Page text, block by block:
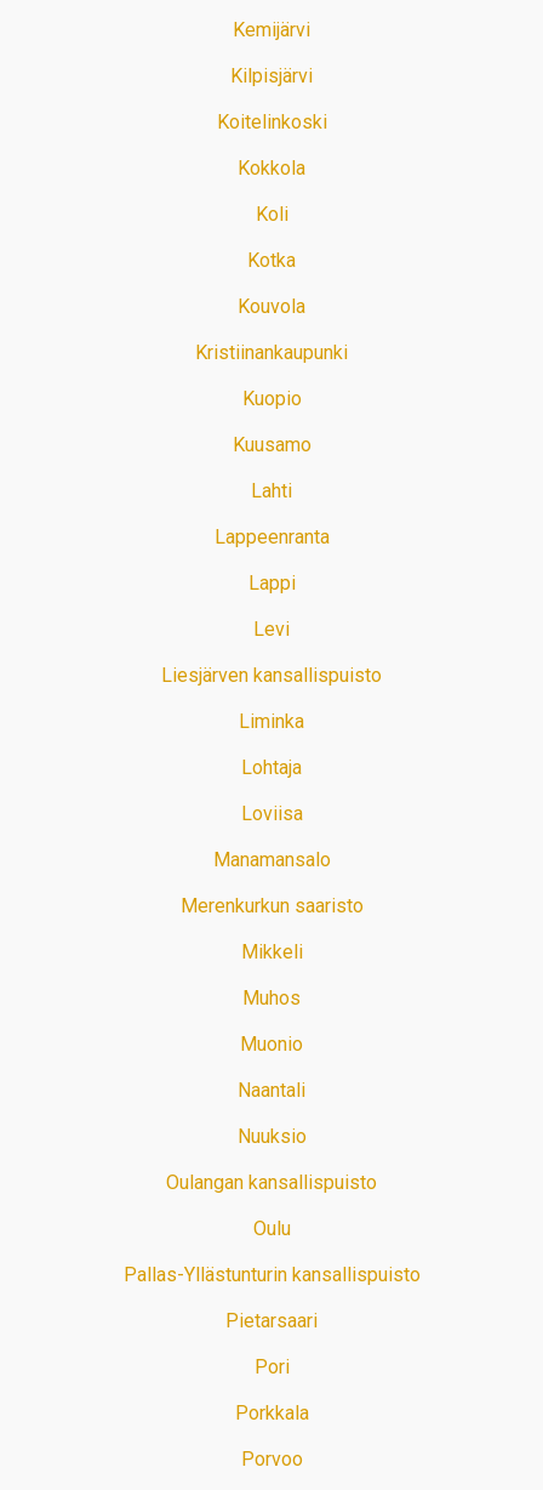
Kemijärvi
Kilpisjärvi
Koitelinkoski
Kokkola
Koli
Kotka
Kouvola
Kristiinankaupunki
Kuopio
Kuusamo
Lahti
Lappeenranta
Lappi
Levi
Liesjärven kansallispuisto
Liminka
Lohtaja
Loviisa
Manamansalo
Merenkurkun saaristo
Mikkeli
Muhos
Muonio
Naantali
Nuuksio
Oulangan kansallispuisto
Oulu
Pallas-Yllästunturin kansallispuisto
Pietarsaari
Pori
Porkkala
Porvoo